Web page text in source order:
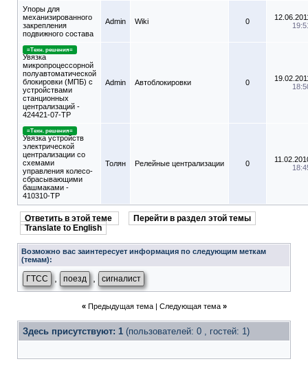
Упоры для
механизированного
закрепления
подвижного состава
Admin Wiki 0
=Техн. решения=
Увязка
микропроцессорной
полуавтоматической
блокировки (МПБ) с
устройствами
станционных
централизаций -
424421-07-ТР
Admin Автоблокировки 0
=Техн. решения=
Увязка устройств
электрической
централизации со
схемами
управления колесо-
сбрасывающими
башмаками -
410310-ТР
Толян Релейные централизации 0
Ответить в этой теме
Перейти в раздел этой темы
Translate to English
Возможно вас заинтересует информация по следующим меткам
(темам):
ГТСС поезд сигналист
« Предыдущая тема| Следующая тема »
Здесь присутствуют: 1 (пользователей: 0 , гостей: 1)